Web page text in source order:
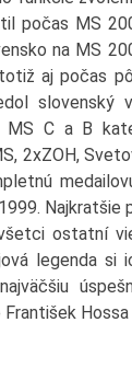
počas MS
na MS
aj počas
slovenský
C a B
2xZOH,
Najkratšie
ostatní
legenda si
Hossa